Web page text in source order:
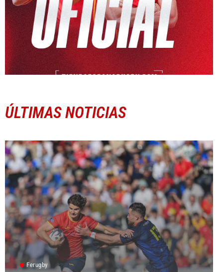
ÚLTIMAS NOTICIAS
Ferugby